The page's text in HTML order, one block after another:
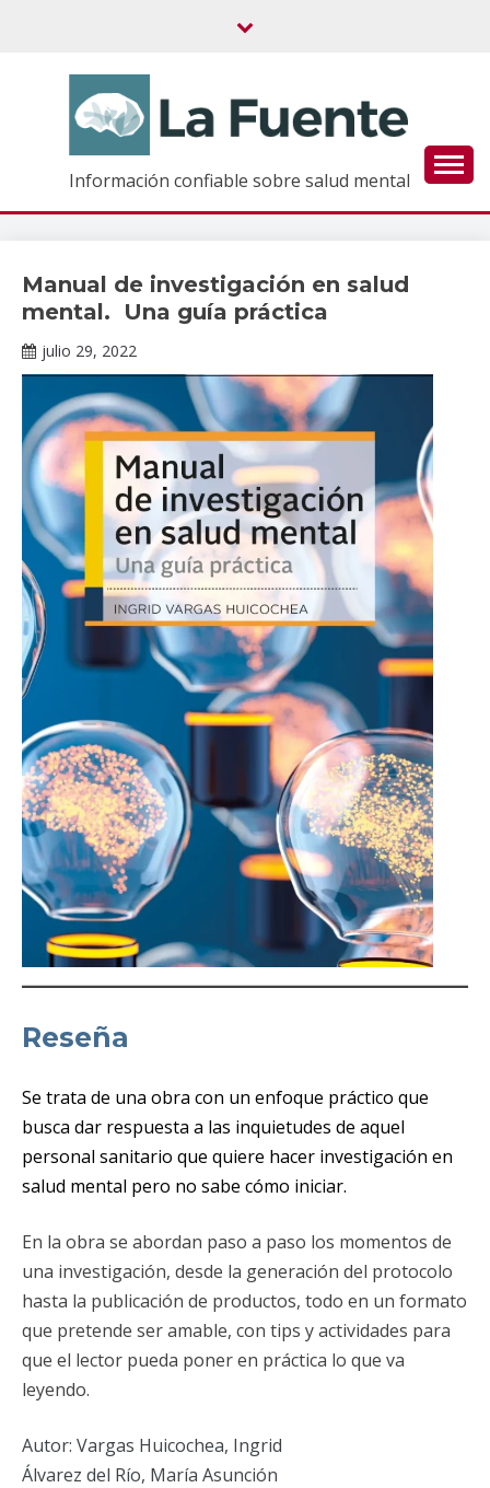
Información confiable sobre salud mental
Publicaciones
Manual de investigación en salud
mental. Una guía práctica
julio 29, 2022
Sonia
Santos
Reseña
Se trata de una obra con un enfoque práctico que
busca dar respuesta a las inquietudes de aquel
personal sanitario que quiere hacer investigación en
salud mental pero no sabe cómo iniciar.
En la obra se abordan paso a paso los momentos de
una investigación, desde la generación del protocolo
hasta la publicación de productos, todo en un formato
que pretende ser amable, con tips y actividades para
que el lector pueda poner en práctica lo que va
leyendo.
Autor: Vargas Huicochea, Ingrid
Álvarez del Río, María Asunción